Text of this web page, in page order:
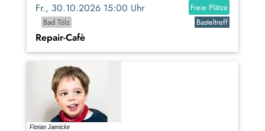
Fr., 30.10.2026 15:00 Uhr
Freie Plätze
Bad Tölz
Basteltreff
Repair-Cafè